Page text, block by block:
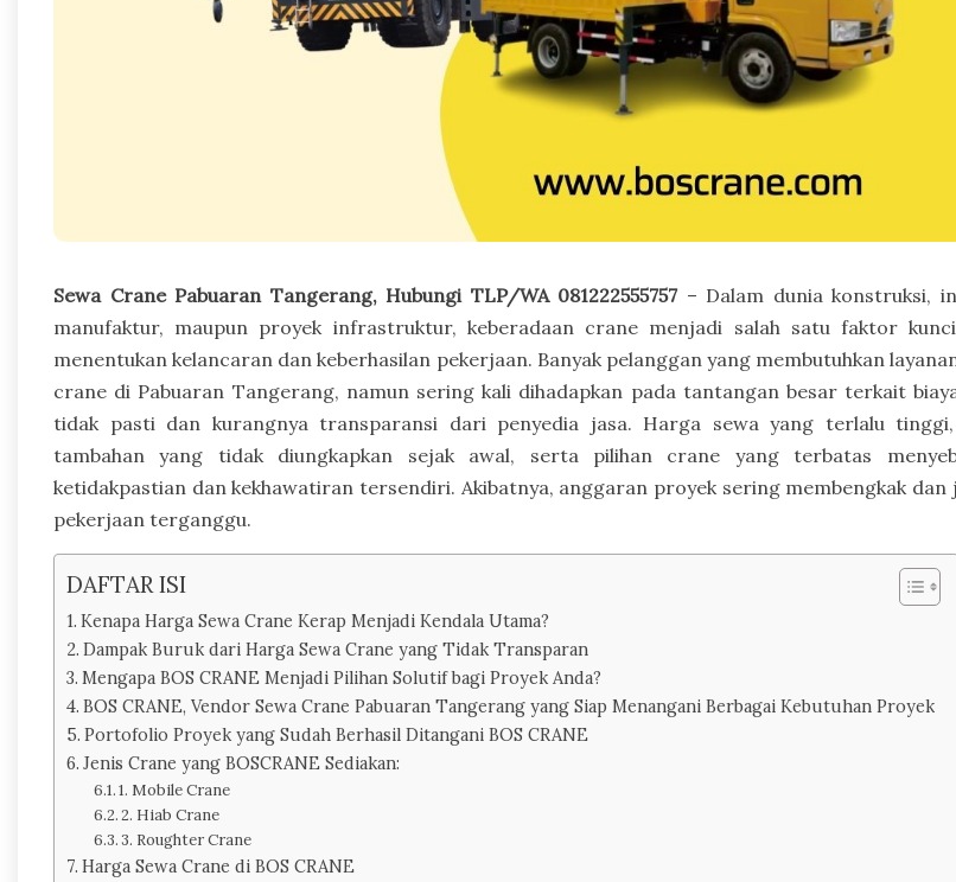
Sewa Crane Pabuaran Tangerang, Hubungi TLP/WA 081222555757– Dalam dunia konstruksi,
manufaktur, maupun proyek infrastruktur, keberadaan crane menjadi salah satu faktor
menentukan kelancaran dan keberhasilan pekerjaan. Banyak pelanggan yang membutuhkan
crane di Pabuaran Tangerang, namun sering kali dihadapkan pada tantangan besar terkait
tidak pasti dan kurangnya transparansi dari penyedia jasa. Harga sewa yang terlalu
tambahan yang tidak diungkapkan sejak awal, serta pilihan crane yang terbatas
ketidakpastian dan kekhawatiran tersendiri. Akibatnya, anggaran proyek sering membengkak dan
pekerjaan terganggu.
DAFTAR ISI
Kenapa Harga Sewa Crane Kerap Menjadi Kendala Utama?
Dampak Buruk dari Harga Sewa Crane yang Tidak Transparan
Mengapa BOS CRANE Menjadi Pilihan Solutif bagi Proyek Anda?
BOS CRANE, Vendor Sewa Crane Pabuaran Tangerang yang Siap Menangani Berbagai Kebutuhan Proyek
Portofolio Proyek yang Sudah Berhasil Ditangani BOS CRANE
Jenis Crane yang BOSCRANE Sediakan:
1. Mobile Crane
2. Hiab Crane
3. Roughter Crane
Harga Sewa Crane di BOS CRANE